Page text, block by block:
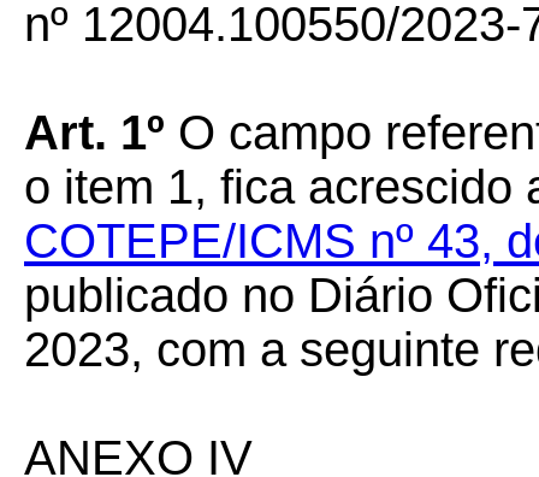
nº 12004.100550/
Art. 1º O campo
o item 1, fica acrescido
COTEPE/ICMS nº 43,
publicado no Diário
2023, com a seguinte
ANEXO IV